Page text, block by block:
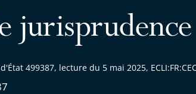
jurisprudence
499387, lecture du 5 mai 2025,